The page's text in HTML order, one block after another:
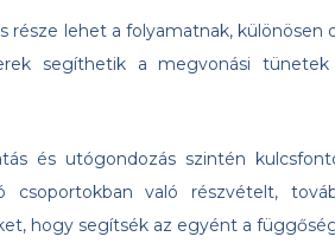
része lehet a folyamatnak,
segíthetik a megvonási
és utógondozás szintén
csoportokban való részvételt,
hogy segítsék az egyént a